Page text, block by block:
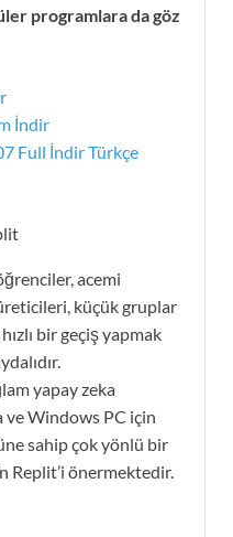
programlara da göz
İndir
Full İndir Türkçe
acemi
küçük gruplar
bir geçiş yapmak
yapay zeka
ve Windows PC için
sahip çok yönlü bir
Replit’i önermektedir.